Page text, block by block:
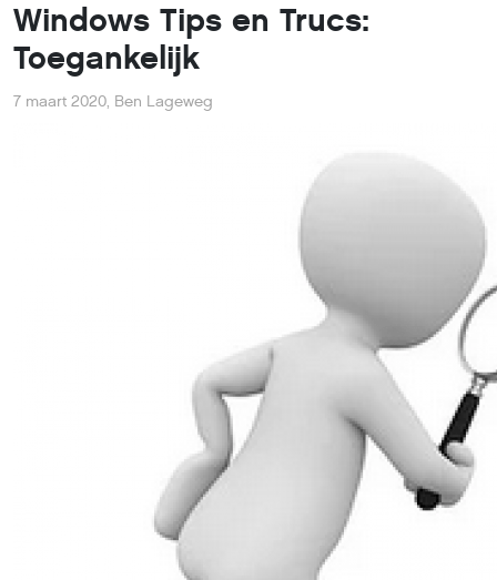
Windows Tips en Trucs:
Toegankelijk
7 maart 2020, Ben Lageweg